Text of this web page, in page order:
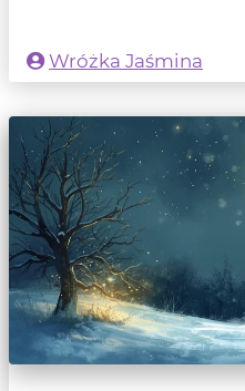
Wróżka Jaśmina